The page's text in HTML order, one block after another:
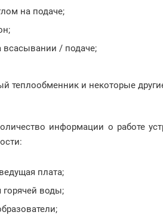
на подаче;
/ подаче;
теплообменник и некоторые
информации о работе
плата;
горячей воды;